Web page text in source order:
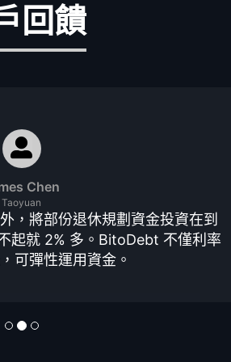
回饋
Chen
Taoyuan
，將部份退休規劃資金投資在到
起就 2% 多。BitoDebt 不僅利率
可彈性運用資金。